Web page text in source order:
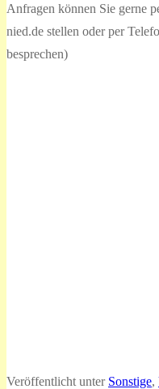
Anfragen können Sie gerne
nied.de stellen oder per
besprechen)
Veröffentlicht unter Sonstige,